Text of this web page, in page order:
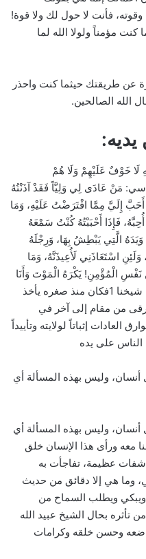
وقوته، فأنت لا حول لك ولا قوة!
كنت مؤمناً ولولا الله لما
عن طريقتك حيثما كنت واحذر
الله الصالحين.
لَا خَوْفٌ عَلَيْهِمْ وَلَا هُمْ
مَنْ عَادَى لِي وَلِيَّاً فَقَدْ آذَنْتُهُ
إِلَيَّ مِمَّا افْتَرَضْتُ عَلَيْهِ، وَمَا
فَإِذَا أَحْبَبْتُهُ كُنْتُ سَمْعَهُ
الَّتِي يَبْطِشُ بِهَا، وَرِجْلَهُ
اسْتَعَاذَنِي لَأُعِيذَنَّهُ، وَمَا
الْمُؤْمِنِ! يَكْرَهُ الْمَوْتَ وَأَنَا
). ولقد مَنَّ الله على شيخنا 1فكان منذ صغره يأخذ
من مقام إلى آخر في
العادات إثباتاً لولايته وتأييداً
الناس على يده
وليس بهذه المسألة أي
وليس بهذه المسألة أي
معه ورأى هذا الإنسان خلق
عظيمة، تفاجأت به
وما هي إلا دقائق من حديث
ويطلب السماح من
تأثره بحال الشيخ عبيد الله
وحسن خلقه وكرامات